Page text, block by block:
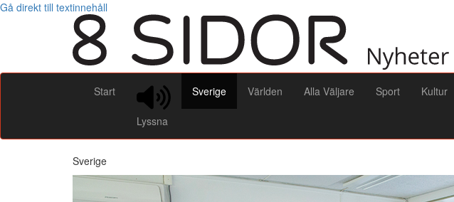
Gå direkt till textinnehåll
Start
Lyssna
Sverige Världen Alla Väljare Sport Kultur
Sverige